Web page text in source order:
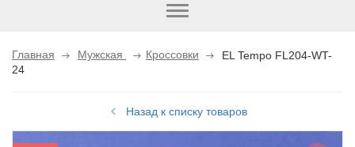
Открыть
Главная Мужская Кроссовки
EL Tempo FL204-WT-
24
Назад к списку товаров